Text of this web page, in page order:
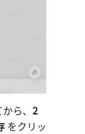
ら、 2
をクリッ